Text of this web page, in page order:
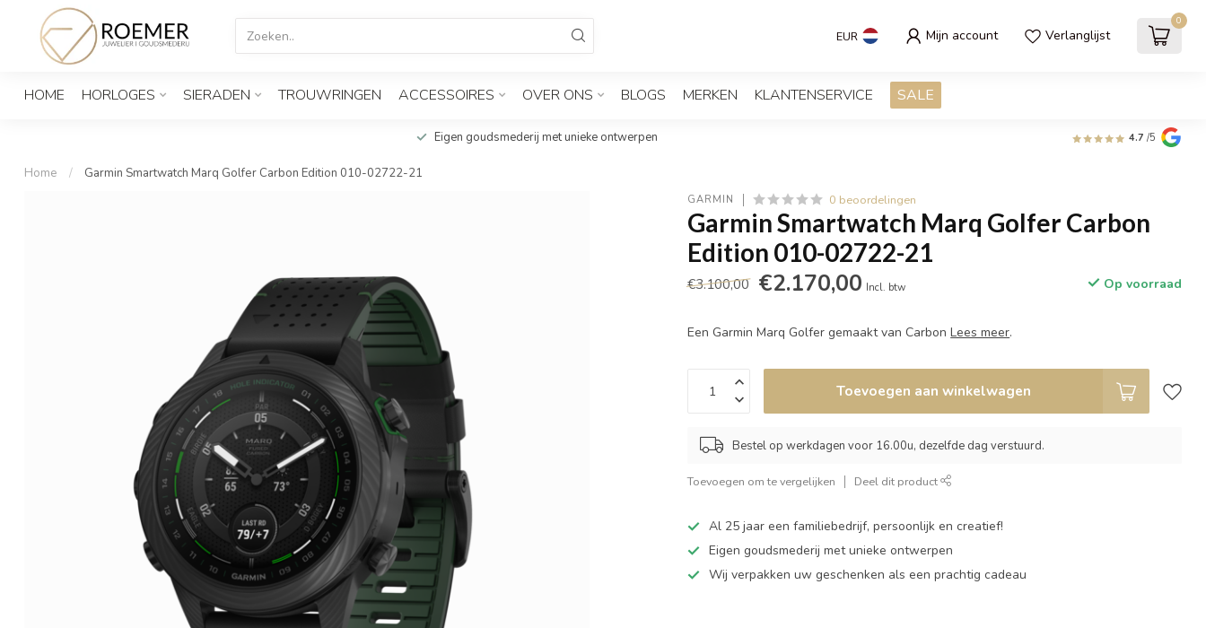
EUR Mijn account Verlanglijst
0
HOME HORLOGES SIERADEN TROUWRINGEN ACCESSOIRES OVER ONS BLOGS MERKEN KLANTENSERVICE SALE
Eigen goudsmederij met unieke ontwerpen 4.7 /5
Home / Garmin Smartwatch Marq Golfer Carbon Edition 010-02722-21
GARMIN 0 beoordelingen
Garmin Smartwatch Marq Golfer Carbon
Edition 010-02722-21
€3.100,00 €2.170,00 Incl. btw Op voorraad
Een Garmin Marq Golfer gemaakt van CarbonLees meer.
Toevoegen aan winkelwagen
Bestel op werkdagen voor 16.00u, dezelfde dag verstuurd.
Toevoegen om te vergelijken Deel dit product
Al 25 jaar een familiebedrijf, persoonlijk en creatief!
Eigen goudsmederij met unieke ontwerpen
Wij verpakken uw geschenken als een prachtig cadeau